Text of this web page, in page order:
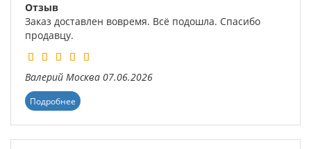
Отзыв
Заказ доставлен вовремя. Всё подошла. Спасибо
продавцу.
Валерий Москва 07.06.2026
Подробнее